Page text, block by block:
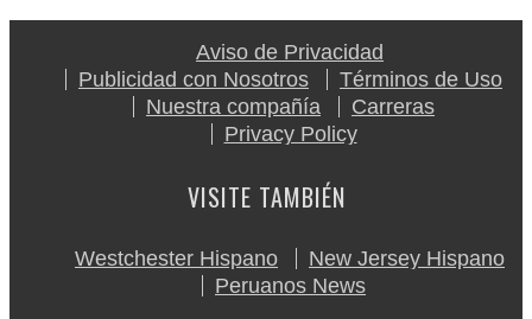
Aviso de Privacidad
Publicidad con Nosotros
Términos de Uso
Nuestra compañía
Carreras
Privacy Policy
VISITE TAMBIÉN
Westchester Hispano
New Jersey Hispano
Peruanos News